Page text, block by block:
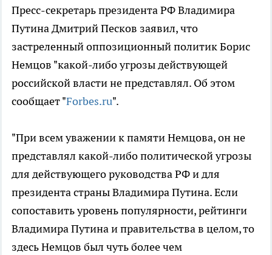
Пресс-секретарь президента РФ Владимира
Путина Дмитрий Песков заявил, что
застреленный оппозиционный политик Борис
Немцов "какой-либо угрозы действующей
российской власти не представлял. Об этом
сообщает "Forbes.ru".
"При всем уважении к памяти Немцова, он не
представлял какой-либо политической угрозы
для действующего руководства РФ и для
президента страны Владимира Путина. Если
сопоставить уровень популярности, рейтинги
Владимира Путина и правительства в целом, то
здесь Немцов был чуть более чем